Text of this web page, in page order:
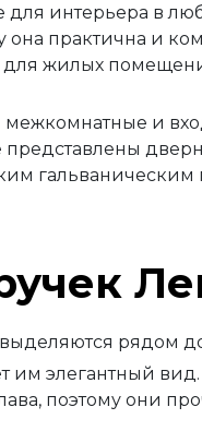
интерьера в
она практична и
для жилых
межкомнатные и
представлены
гальваническим
выделяются рядом
им элегантный вид.
поэтому они